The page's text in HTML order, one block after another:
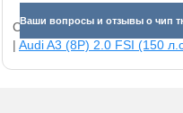
Ваши вопросы и отзывы о чип
Смотрите прибавки для
| Audi A3 (8P) 2.0 FSI (150